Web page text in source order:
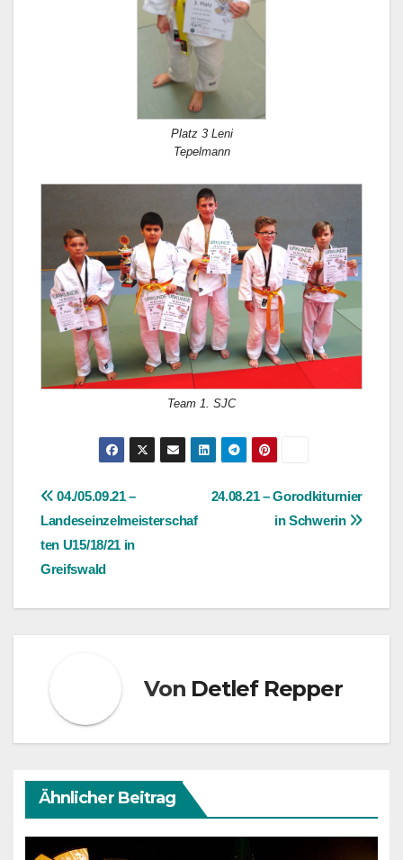
Platz 3 Leni
Tepelmann
Team 1. SJC
Beitragsnavigation
24.08.21 – Gorodkiturnier
in Schwerin
04./05.09.21 –
Landeseinzelmeisterschaf
ten U15/18/21 in
Greifswald
Von Detlef Repper
Ähnlicher Beitrag